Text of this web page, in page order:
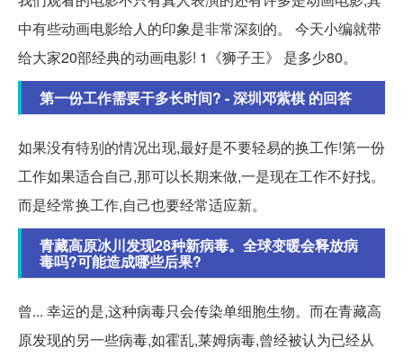
中有些动画电影给人的印象是非常深刻的。 今天小编就带
给大家20部经典的动画电影! 1《狮子王》 是多少80。
第一份工作需要干多长时间? - 深圳邓紫棋 的回答
如果没有特别的情况出现,最好是不要轻易的换工作!第一份
工作如果适合自己,那可以长期来做,一是现在工作不好找。
而是经常换工作,自己也要经常适应新。
青藏高原冰川发现28种新病毒。全球变暖会释放病
毒吗?可能造成哪些后果?
曾... 幸运的是,这种病毒只会传染单细胞生物。而在青藏高
原发现的另一些病毒,如霍乱,莱姆病毒,曾经被认为已经从